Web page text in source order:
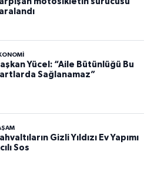
Yücel: “Aile Bütünlüğü Bu
Sağlanamaz”
Gizli Yıldızı Ev Yapımı
Sos